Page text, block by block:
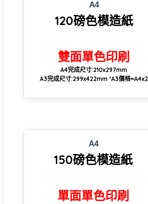
A4
120磅色模造紙
雙面單色印刷
A4完成尺寸:210x297mm
A3完成尺寸:299x422mm *A3價格=A4x2
A4
150磅色模造紙
單面單色印刷